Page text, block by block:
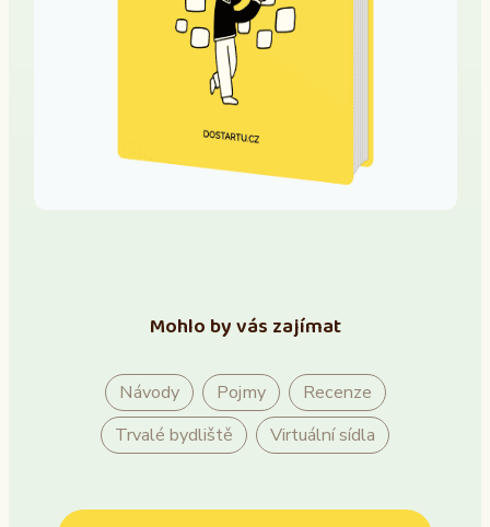
Mohlo by vás zajímat
Návody Pojmy
Recenze
Trvalé bydliště
Virtuální sídla